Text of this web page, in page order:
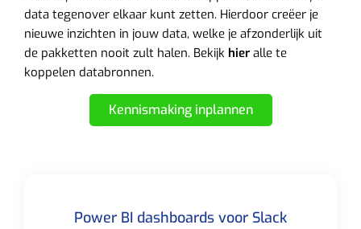
data tegenover elkaar kunt zetten. Hierdoor creëer je
nieuwe inzichten in jouw data, welke je afzonderlijk uit
de pakketten nooit zult halen. Bekijk hier alle te
koppelen databronnen.
Kennismaking inplannen
Power BI dashboards voor Slack